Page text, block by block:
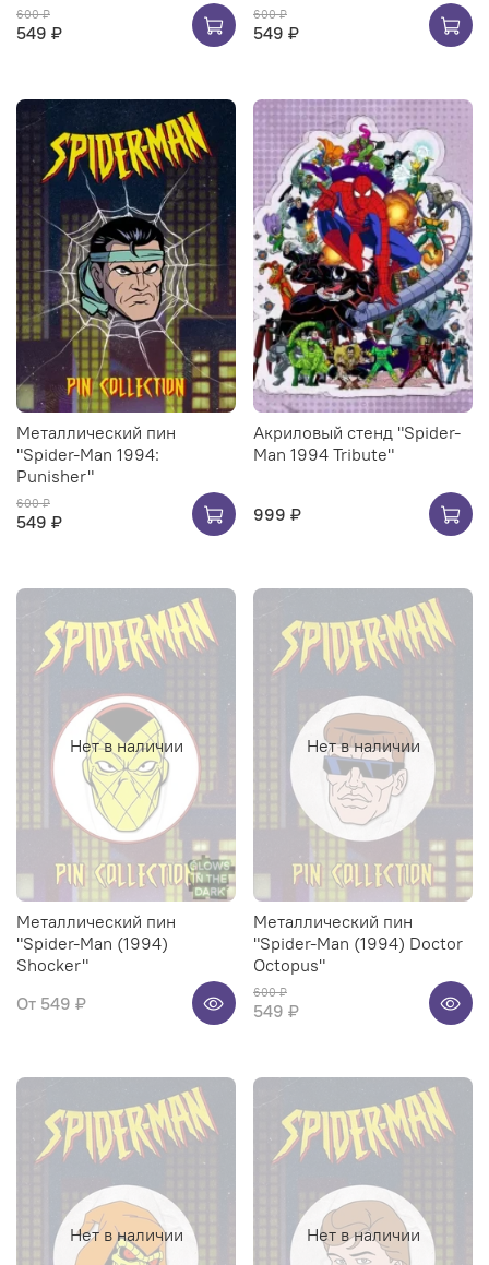
600 ₽
549 ₽
600 ₽
549 ₽
Металлический пин
"Spider-Man 1994:
Punisher"
600 ₽
549 ₽
Акриловый стенд "Spider-
Man 1994 Tribute"
999 ₽
Нет в наличии
Металлический пин
"Spider-Man (1994)
Shocker"
От 549 ₽
Нет в наличии
Металлический пин
"Spider-Man (1994) Doctor
Octopus"
600 ₽
549 ₽
Нет в наличии Нет в наличии